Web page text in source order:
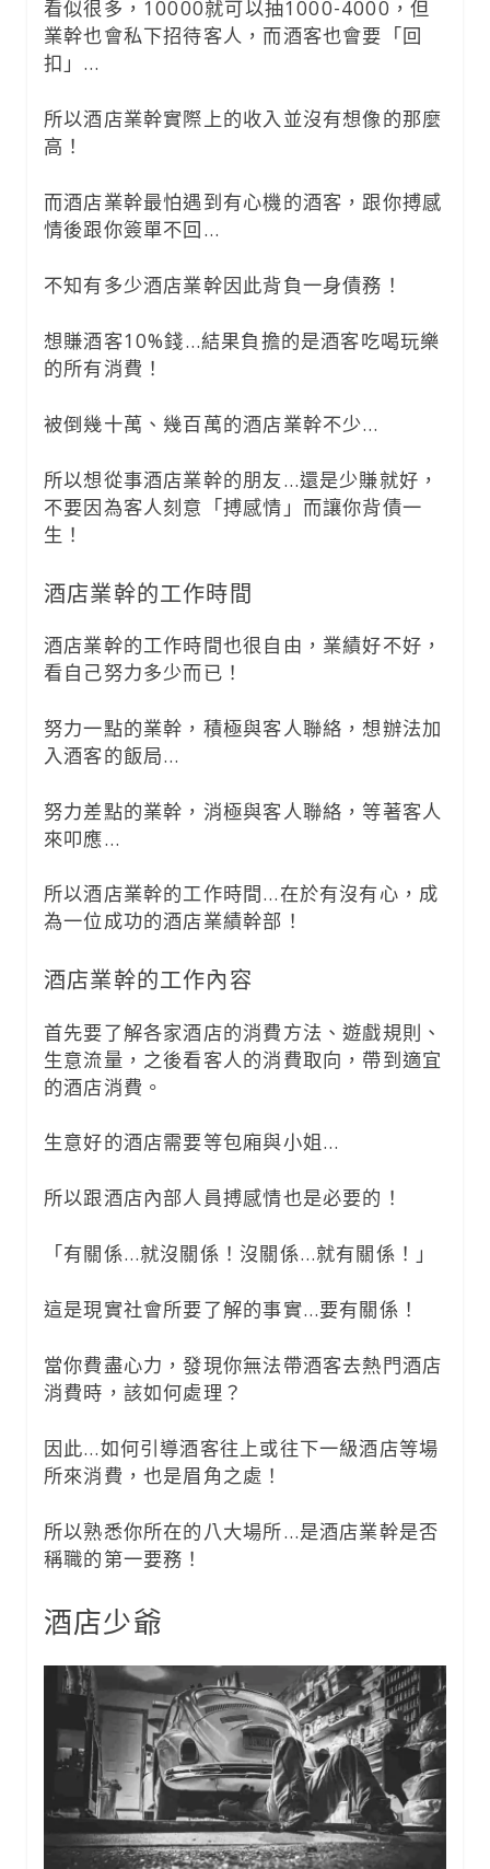
看似很多，10000就可以抽1000-4000，但
業幹也會私下招待客人，而酒客也會要「回
扣」…
所以酒店業幹實際上的收入並沒有想像的那麼
高！
而酒店業幹最怕遇到有心機的酒客，跟你搏感
情後跟你簽單不回…
不知有多少酒店業幹因此背負一身債務！
想賺酒客10%錢…結果負擔的是酒客吃喝玩樂
的所有消費！
被倒幾十萬、幾百萬的酒店業幹不少…
所以想從事酒店業幹的朋友…還是少賺就好，
不要因為客人刻意「搏感情」而讓你背債一
生！
酒店業幹的工作時間
酒店業幹的工作時間也很自由，業績好不好，
看自己努力多少而已！
努力一點的業幹，積極與客人聯絡，想辦法加
入酒客的飯局…
努力差點的業幹，消極與客人聯絡，等著客人
來叩應…
所以酒店業幹的工作時間…在於有沒有心，成
為一位成功的酒店業績幹部！
酒店業幹的工作內容
首先要了解各家酒店的消費方法、遊戲規則、
生意流量，之後看客人的消費取向，帶到適宜
的酒店消費。
生意好的酒店需要等包廂與小姐…
所以跟酒店內部人員搏感情也是必要的！
「有關係…就沒關係！沒關係…就有關係！」
這是現實社會所要了解的事實…要有關係！
當你費盡心力，發現你無法帶酒客去熱門酒店
消費時，該如何處理？
因此…如何引導酒客往上或往下一級酒店等場
所來消費，也是眉角之處！
所以熟悉你所在的八大場所…是酒店業幹是否
稱職的第一要務！
酒店少爺